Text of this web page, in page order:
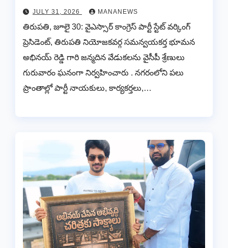
JULY 31, 2026 MANANEWS
తిరుపతి, జూలై 30: వైఎస్సార్ కాంగ్రెస్ పార్టీ స్టేట్ వర్కింగ్
ప్రెసిడెంట్, తిరుపతి నియోజకవర్గ సమన్వయకర్త భూమన
అభినయ్ రెడ్డి గారి జన్మదిన వేడుకలను వైసీపీ శ్రేణులు
గురువారం ఘనంగా నిర్వహించారు . నగరంలోని పలు
ప్రాంతాల్లో పార్టీ నాయకులు, కార్యకర్తలు,…